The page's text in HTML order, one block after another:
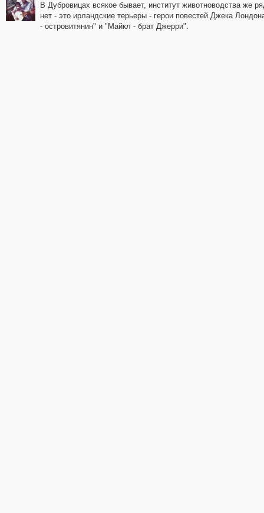
В Дубровицах всякое бывает, институт животноводства же
нет - это ирландские терьеры - герои повестей Джека
- островитянин" и "Майкл - брат Джерри".